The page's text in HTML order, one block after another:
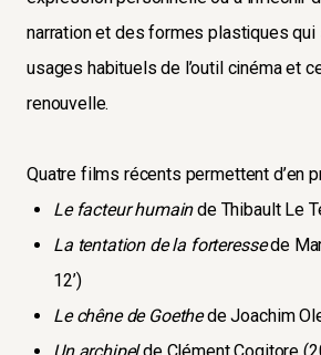
narration et des formes plastiques qui
usages habituels de l’outil cinéma et
renouvelle.
Quatre films récents permettent d’en
Le facteur humainde Thibault Le
La tentation de la forteressede
12’)
Le chêne de Goethede Joachim